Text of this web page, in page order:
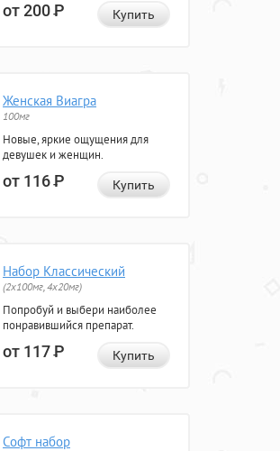
от 200Р Купить
Женская Виагра
100мг
Новые, яркие ощущения для
девушек и женщин.
от 116Р Купить
Набор Классический
(2x100мг, 4x20мг)
Попробуй и выбери наиболее
понравившийся препарат.
от 117Р Купить
Софт набор